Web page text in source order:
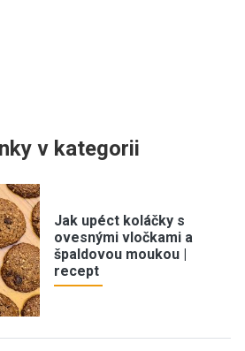
v kategorii
Jak upéct koláčky s
ovesnými vločkami a
špaldovou moukou |
recept